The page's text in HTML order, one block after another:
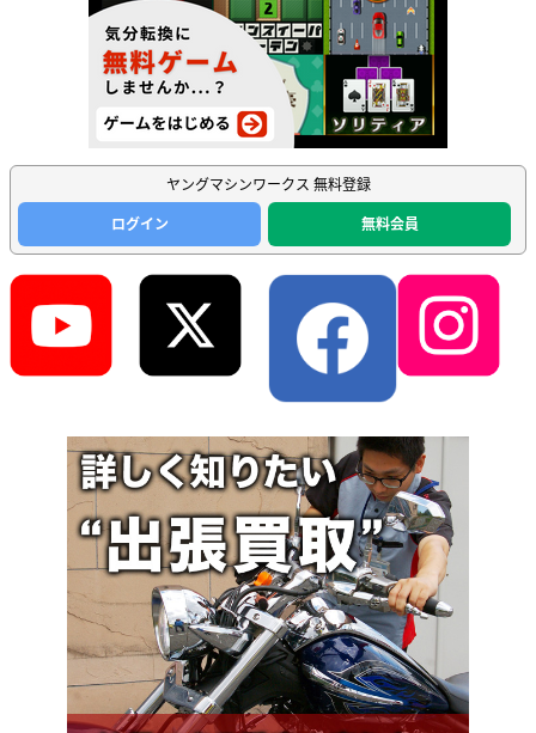
ヤングマシンワークス 無料登録
ログイン
無料会員